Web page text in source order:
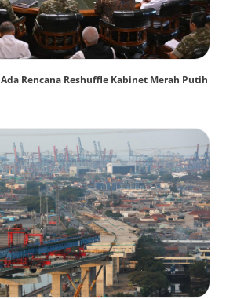
Rencana Reshuffle Kabinet Merah Putih